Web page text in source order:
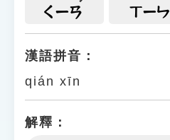
遊戲專區
貓頭鷹博士
ㄑㄧㄢ ㄒㄧㄣ
漢語拼音：
qián xīn
解釋：